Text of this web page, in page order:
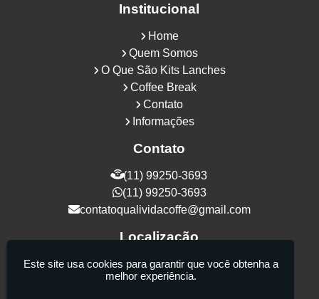
Institucional
Home
Quem Somos
O Que São Kits Lanches
Coffee Break
Contato
Informações
Contato
(11) 99250-3693
(11) 99250-3693
contatoqualividacoffe@gmail.com
Localização
Rua Samurais, 27 - Vila Maria Alta - São
Paulo / SP - CEP: 02130-080
Este site usa cookies para garantir que você obtenha a
melhor experiência.